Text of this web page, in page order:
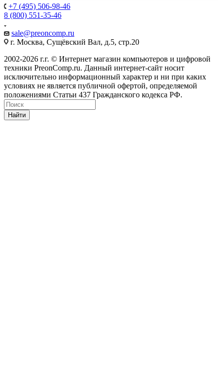
+7 (495) 506-98-46
8 (800) 551-35-46
sale@preoncomp.ru
г. Москва, Сущёвский Вал, д.5, стр.20
2002-2026 г.г. © Интернет магазин компьютеров и цифровой
техники PreonComp.ru. Данный интернет-сайт носит
исключительно информационный характер и ни при каких
условиях не является публичной офертой, определяемой
положениями Статьи 437 Гражданского кодекса РФ.
Найти